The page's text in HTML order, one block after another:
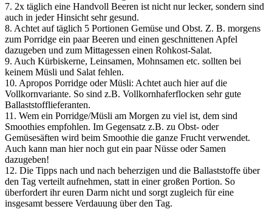
7. 2x täglich eine Handvoll Beeren ist nicht nur lecker, sondern sind
auch in jeder Hinsicht sehr gesund.
8. Achtet auf täglich 5 Portionen Gemüse und Obst. Z. B. morgens
zum Porridge ein paar Beeren und einen geschnittenen Apfel
dazugeben und zum Mittagessen einen Rohkost-Salat.
9. Auch Kürbiskerne, Leinsamen, Mohnsamen etc. sollten bei
keinem Müsli und Salat fehlen.
10. Apropos Porridge oder Müsli: Achtet auch hier auf die
Vollkornvariante. So sind z.B. Vollkornhaferflocken sehr gute
Ballaststofflieferanten.
11. Wem ein Porridge/Müsli am Morgen zu viel ist, dem sind
Smoothies empfohlen. Im Gegensatz z.B. zu Obst- oder
Gemüsesäften wird beim Smoothie die ganze Frucht verwendet.
Auch kann man hier noch gut ein paar Nüsse oder Samen
dazugeben!
12. Die Tipps nach und nach beherzigen und die Ballaststoffe über
den Tag verteilt aufnehmen, statt in einer großen Portion. So
überfordert ihr euren Darm nicht und sorgt zugleich für eine
insgesamt bessere Verdauung über den Tag.